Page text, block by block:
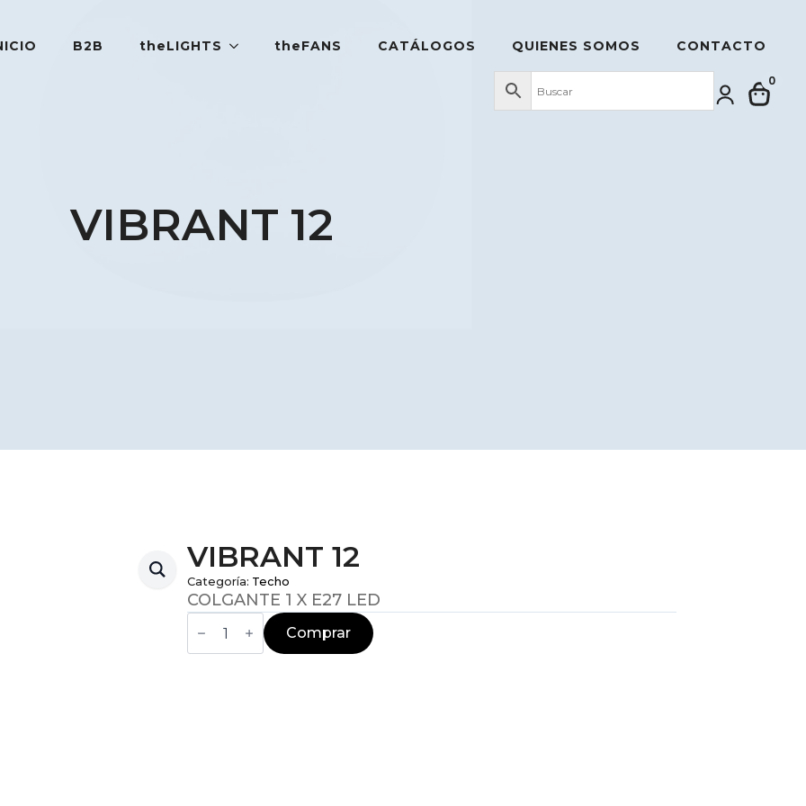
B2B theLIGHTS theFANS CATÁLOGOS QUIENES SOMOS CONTACTO
0
VIBRANT 12
VIBRANT 12
Categoría: Techo
COLGANTE 1 X E27 LED
VIBRANT
12
Comprar